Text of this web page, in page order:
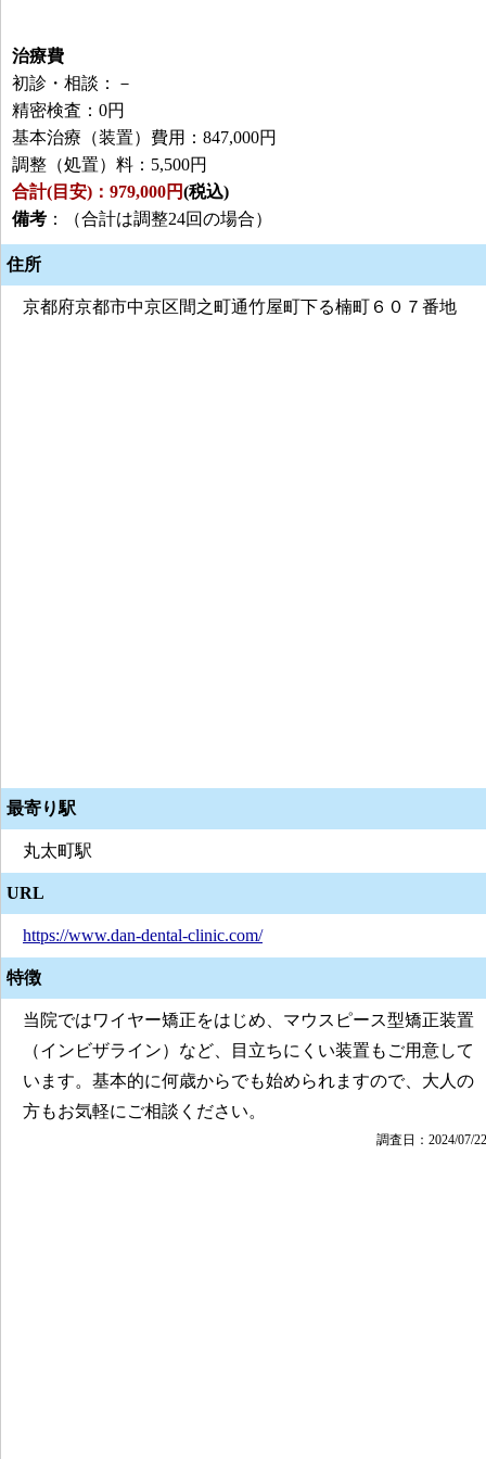
治療費
初診・相談：－
精密検査：0円
基本治療（装置）費用：847,000円
調整（処置）料：5,500円
合計(目安)：979,000円(税込)
備考 ：（合計は調整24回の場合）
住所
京都府京都市中京区間之町通竹屋町下る楠町６０７番地
最寄り駅
丸太町駅
URL
https://www.dan-dental-clinic.com/
特徴
当院ではワイヤー矯正をはじめ、マウスピース型矯正装置
（インビザライン）など、目立ちにくい装置もご用意して
います。基本的に何歳からでも始められますので、大人の
方もお気軽にご相談ください。
調査日：2024/07/22